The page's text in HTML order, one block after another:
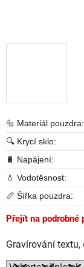
🔩 Materiál pouzdra:
🔍 Krycí sklo:
🔋 Napájení:
💧 Vodotěsnost:
📏 Šířka pouzdra:
Přejít na podrobné
Gravírování